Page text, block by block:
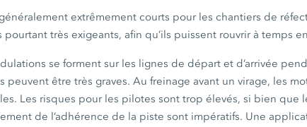
extrêmement courts pour les chantiers de
pourtant très exigeants, afin qu’ils puissent rouvrir à temps
se forment sur les lignes de départ et d’arrivée
peuvent être très graves. Au freinage avant un virage, les
Les risques pour les pilotes sont trop élevés, si bien que
de l’adhérence de la piste sont impératifs. Une